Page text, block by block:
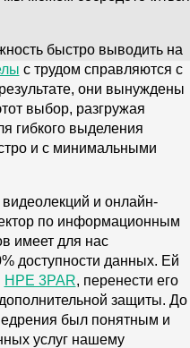
быстро выводить на
с трудом справляются с
они вынуждены
выбор, разгружая
гибкого выделения
и с минимальными
и онлайн-
по информационным
имеет для нас
доступности данных. Ей
HPE 3PAR, перенести его
защиты. До
был понятным и
услуг нашему